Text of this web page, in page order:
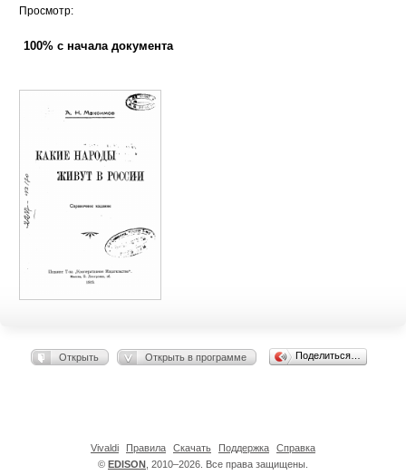
Просмотр:
100% с начала документа
Открыть Открыть в программе Поделиться…
© EDISON , 2010–2026. Все права защищены.
Vivaldi Правила Скачать Поддержка Справка